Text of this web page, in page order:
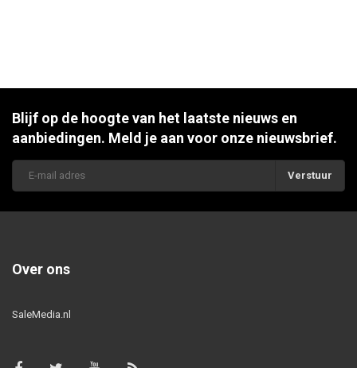
Blijf op de hoogte van het laatste nieuws en
aanbiedingen. Meld je aan voor onze nieuwsbrief.
Verstuur
Over ons
SaleMedia.nl